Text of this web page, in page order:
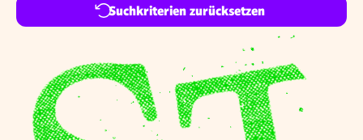
Suchkriterien zurücksetzen